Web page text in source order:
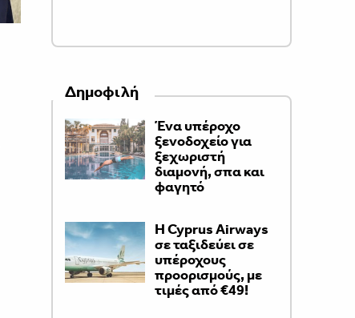
Δημοφιλή
Ένα υπέροχο
ξενοδοχείο για
ξεχωριστή
διαμονή, σπα και
φαγητό
H Cyprus Airways
σε ταξιδεύει σε
υπέροχους
προορισμούς, με
τιμές από €49!